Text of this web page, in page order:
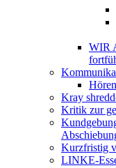
WIR
Kray
Kritik zur
Kurzfristig
LINKE-